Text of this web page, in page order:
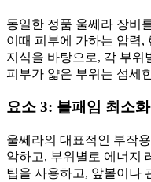
동일한 정품 울쎄라 장비
이때 피부에 가하는 압력,
지식을 바탕으로, 각 부위
피부가 얇은 부위는 섬세
요소 3: 볼패임 최소
울쎄라의 대표적인 부작
악하고, 부위별로 에너지
팁을 사용하고, 앞볼이나